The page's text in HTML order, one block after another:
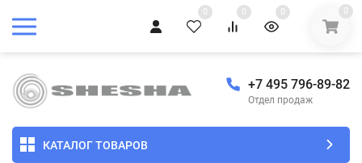
0 0 0 0
+7 495 796-89-82
Отдел продаж
КАТАЛОГ ТОВАРОВ